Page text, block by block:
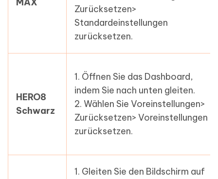
MAX
Zurücksetzen>
Standardeinstellungen
zurücksetzen.
HERO8
Schwarz
1. Öffnen Sie das Dashboard,
indem Sie nach unten gleiten.
2. Wählen Sie Voreinstellungen>
Zurücksetzen> Voreinstellungen
zurücksetzen.
1. Gleiten Sie den Bildschirm auf